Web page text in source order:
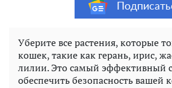
Уберите все растения, которые
кошек, такие как герань, ирис,
лилии. Это самый эффективный
обеспечить безопасность вашей